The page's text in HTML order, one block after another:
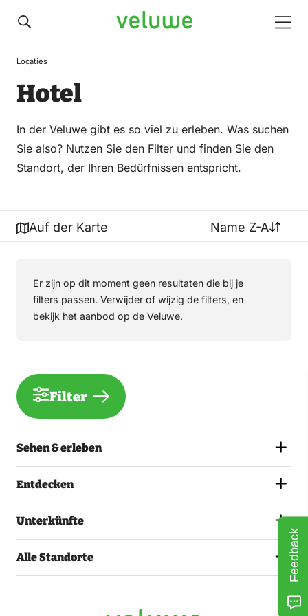
Veluwe
Locaties
Hotel
In der Veluwe gibt es so viel zu erleben. Was suchen
Sie also? Nutzen Sie den Filter und finden Sie den
Standort, der Ihren Bedürfnissen entspricht.
Auf der Karte Name Z-A
Er zijn op dit moment geen resultaten die bij je
filters passen. Verwijder of wijzig de filters, en
bekijk het aanbod op de Veluwe.
Filter
Sehen & erleben
Entdecken
Unterkünfte
Alle Standorte Feedback